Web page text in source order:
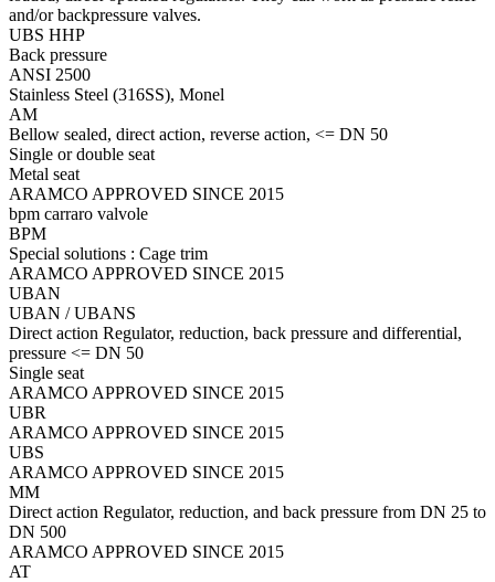
and/or backpressure valves.
UBS HHP
Back pressure
ANSI 2500
Stainless Steel (316SS), Monel
AM
Bellow sealed, direct action, reverse action, <= DN 50
Single or double seat
Metal seat
ARAMCO APPROVED SINCE 2015
bpm carraro valvole
BPM
Special solutions : Cage trim
ARAMCO APPROVED SINCE 2015
UBAN
UBAN / UBANS
Direct action Regulator, reduction, back pressure and differential,
pressure <= DN 50
Single seat
ARAMCO APPROVED SINCE 2015
UBR
ARAMCO APPROVED SINCE 2015
UBS
ARAMCO APPROVED SINCE 2015
MM
Direct action Regulator, reduction, and back pressure from DN 25 to
DN 500
ARAMCO APPROVED SINCE 2015
AT